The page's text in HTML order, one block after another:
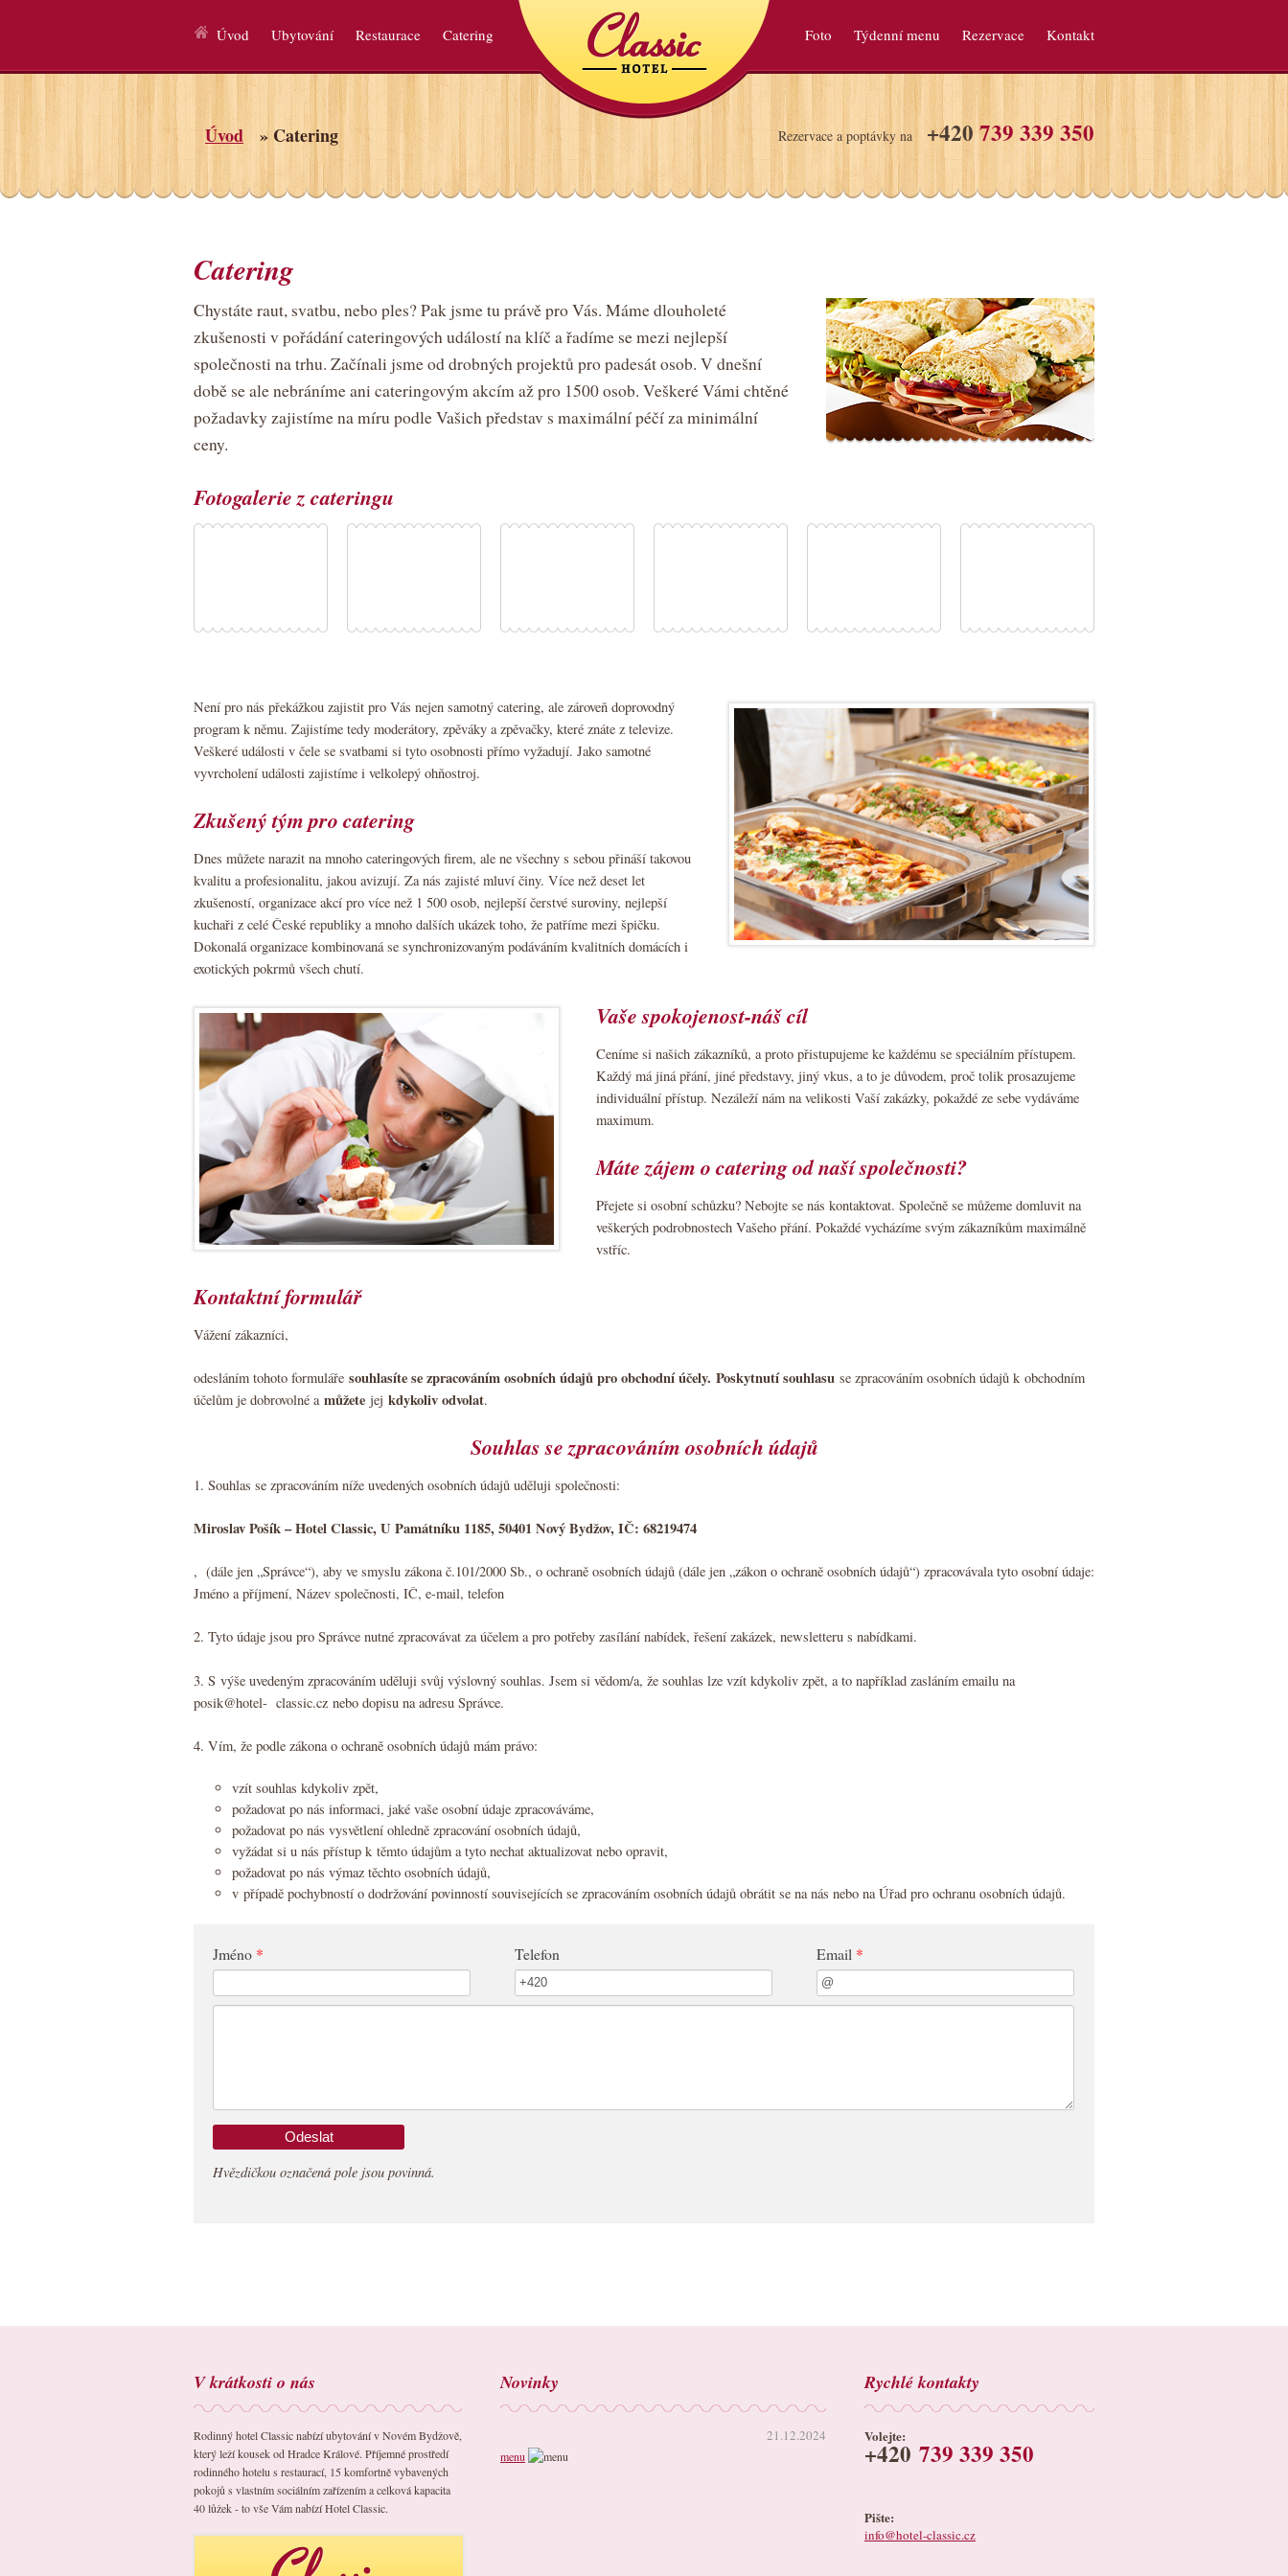
Classic Hotel, Restaurace
Úvod Ubytování Restaurace Catering Foto Týdenní menu Rezervace Kontakt
Úvod » Catering Rezervace a poptávky na+420739 339 350
Catering
Chystáte raut, svatbu, nebo ples? Pak jsme tu právě pro Vás. Máme dlouholeté
zkušenosti v pořádání cateringových událostí na klíč a řadíme se mezi nejlepší
společnosti na trhu. Začínali jsme od drobných projektů pro padesát osob. V dnešní
době se ale nebráníme ani cateringovým akcím až pro 1500 osob. Veškeré Vámi chtěné
požadavky zajistíme na míru podle Vašich představ s maximální péčí za minimální
ceny.
Fotogalerie z cateringu
Není pro nás překážkou zajistit pro Vás nejen samotný catering, ale zároveň doprovodný
program k němu. Zajistíme tedy moderátory, zpěváky a zpěvačky, které znáte z televize.
Veškeré události v čele se svatbami si tyto osobnosti přímo vyžadují. Jako samotné
vyvrcholení události zajistíme i velkolepý ohňostroj.
Zkušený tým pro catering
Dnes můžete narazit na mnoho cateringových firem, ale ne všechny s sebou přináší takovou
kvalitu a profesionalitu, jakou avizují. Za nás zajisté mluví činy. Více než deset let
zkušeností, organizace akcí pro více než 1 500 osob, nejlepší čerstvé suroviny, nejlepší
kuchaři z celé České republiky a mnoho dalších ukázek toho, že patříme mezi špičku.
Dokonalá organizace kombinovaná se synchronizovaným podáváním kvalitních domácích i
exotických pokrmů všech chutí.
Vaše spokojenost-náš cíl
Ceníme si našich zákazníků, a proto přistupujeme ke každému se speciálním přístupem.
Každý má jiná přání, jiné představy, jiný vkus, a to je důvodem, proč tolik prosazujeme
individuální přístup. Nezáleží nám na velikosti Vaší zakázky, pokaždé ze sebe vydáváme
maximum.
Máte zájem o catering od naší společnosti?
Přejete si osobní schůzku? Nebojte se nás kontaktovat. Společně se můžeme domluvit na
veškerých podrobnostech Vašeho přání. Pokaždé vycházíme svým zákazníkům maximálně
vstříc.
Kontaktní formulář
Vážení zákazníci,
odesláním tohoto formuláře souhlasíte se zpracováním osobních údajů pro obchodní účely. Poskytnutí souhlasu se zpracováním osobních údajů k obchodním
účelům je dobrovolné a můžete jej kdykoliv odvolat.
Souhlas se zpracováním osobních údajů
1. Souhlas se zpracováním níže uvedených osobních údajů uděluji společnosti:
Miroslav Pošík – Hotel Classic, U Památníku 1185, 50401 Nový Bydžov, IČ: 68219474
, (dále jen „Správce“), aby ve smyslu zákona č.101/2000 Sb., o ochraně osobních údajů (dále jen „zákon o ochraně osobních údajů“) zpracovávala tyto osobní údaje:
Jméno a příjmení, Název společnosti, IČ, e-mail, telefon
2. Tyto údaje jsou pro Správce nutné zpracovávat za účelem a pro potřeby zasílání nabídek, řešení zakázek, newsletteru s nabídkami.
3. S výše uvedeným zpracováním uděluji svůj výslovný souhlas. Jsem si vědom/a, že souhlas lze vzít kdykoliv zpět, a to například zasláním emailu na
posik@hotel- classic.cz nebo dopisu na adresu Správce.
4. Vím, že podle zákona o ochraně osobních údajů mám právo:
vzít souhlas kdykoliv zpět,
požadovat po nás informaci, jaké vaše osobní údaje zpracováváme,
požadovat po nás vysvětlení ohledně zpracování osobních údajů,
vyžádat si u nás přístup k těmto údajům a tyto nechat aktualizovat nebo opravit,
požadovat po nás výmaz těchto osobních údajů,
v případě pochybností o dodržování povinností souvisejících se zpracováním osobních údajů obrátit se na nás nebo na Úřad pro ochranu osobních údajů.
Jméno * Telefon Email *
Hvězdičkou označená pole jsou povinná.
V krátkosti o nás
Rodinný hotel Classic nabízí ubytování v Novém Bydžově,
který leží kousek od Hradce Králové. Příjemné prostředí
rodinného hotelu s restaurací, 15 komfortně vybavených
pokojů s vlastním sociálním zařízením a celková kapacita
40 lůžek - to vše Vám nabízí Hotel Classic.
Novinky
21.12.2024
menu
Rychlé kontakty
Volejte:
+420 739 339 350
Pište:
info@hotel-classic.cz